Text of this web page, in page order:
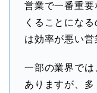
営業で一番重要
くることにな
は効率が悪い営
一部の業界では
ありますが、